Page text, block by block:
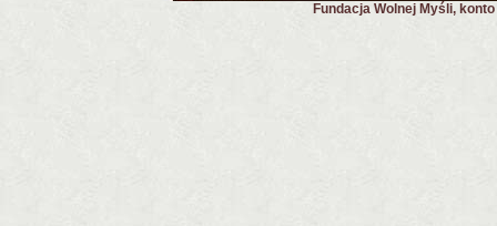
Fundacja Wolnej Myśli,